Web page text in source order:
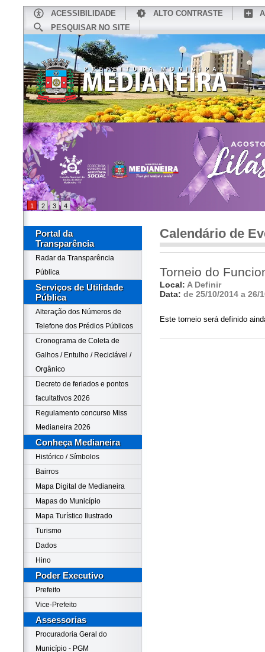
ACESSIBILIDADE ALTO CONTRASTE
PESQUISAR NO SITE
CONHEÇA MEDIANEIRA
1 2 3 4
Portal da
Transparência
Radar da Transparência
Pública
Serviços de Utilidade
Pública
Alteração dos Números de
Telefone dos Prédios Públicos
Cronograma de Coleta de
Galhos / Entulho / Reciclável /
Orgânico
Decreto de feriados e pontos
facultativos 2026
Regulamento concurso Miss
Medianeira 2026
Conheça Medianeira
Histórico / Símbolos
Bairros
Mapa Digital de Medianeira
Mapas do Município
Mapa Turístico Ilustrado
Turismo
Dados
Hino
Poder Executivo
Prefeito
Vice-Prefeito
Assessorias
Procuradoria Geral do
Município - PGM
Calendário de
Torneio do
Local: A Definir
Data: de 25/10/2014 a 26/
Este torneio será definido